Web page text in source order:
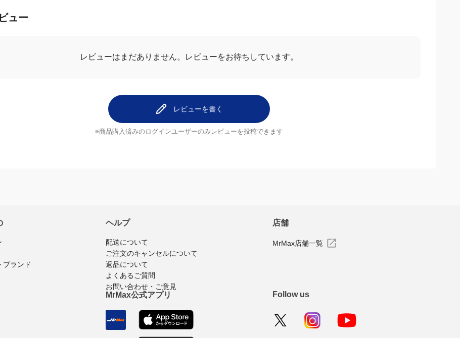
ブランド
ヘルプ
配送について
ご注文のキャンセルについて
返品について
よくあるご質問
お問い合わせ・ご意見
店舗
MrMax店舗一覧
MrMax公式アプリ Follow us